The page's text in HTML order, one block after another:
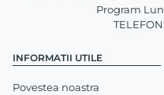
INFORMATII UTILE
Povestea noastra
Program